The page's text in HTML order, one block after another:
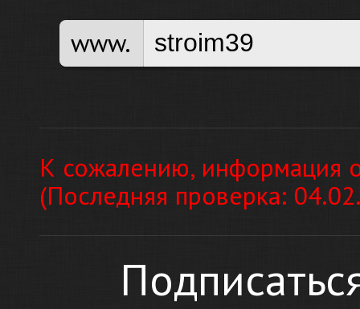
www.
К сожалению, информация
(Последняя проверка: